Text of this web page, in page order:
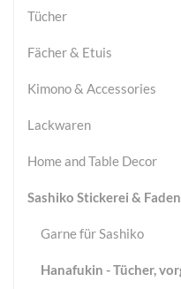
Tücher
Fächer & Etuis
Kimono & Accessories
Lackwaren
Home and Table Decor
Sashiko Stickerei &
Garne für Sashiko
Hanafukin - Tücher,